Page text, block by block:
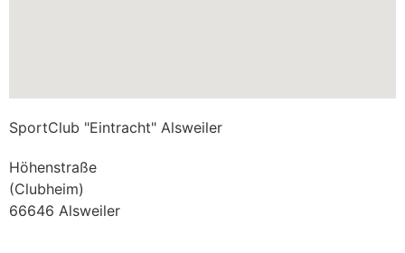
SportClub "Eintracht" Alsweiler
Höhenstraße
(Clubheim)
66646 Alsweiler